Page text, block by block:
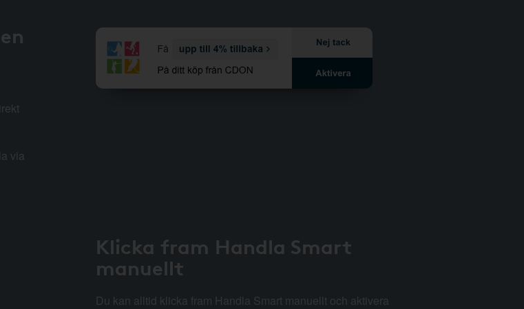
via
Klicka fram Handla Smart
manuellt
Du kan alltid klicka fram Handla Smart manuellt och aktivera